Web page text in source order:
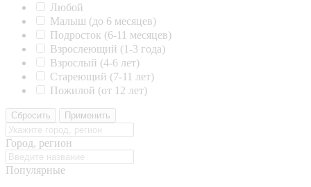
Любой
Малыш (до 6 месяцев)
Подросток (6-11 месяцев)
Взрослеющий (1-3 года)
Взрослый (4-6 лет)
Стареющий (7-11 лет)
Пожилой (от 12 лет)
Сбросить Применить
Город, регион
Популярные